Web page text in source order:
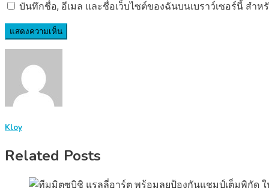
บันทึกชื่อ, อีเมล และชื่อเว็บไซต์ของฉันบนเบราว์เซอร์นี้ สำห
Kloy
Related Posts